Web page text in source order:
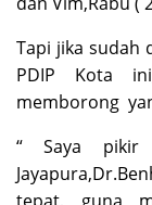
Tapi jika sudah
PDIP Kota
memborong
“ Saya pikir